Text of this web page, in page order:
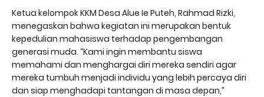
Ketua kelompok KKM Desa Alue Ie Puteh, Rahmad Rizki,
menegaskan bahwa kegiatan ini merupakan bentuk
kepedulian mahasiswa terhadap pengembangan
generasi muda. “Kami ingin membantu siswa
memahami dan menghargai diri mereka sendiri agar
mereka tumbuh menjadi individu yang lebih percaya diri
dan siap menghadapi tantangan di masa depan,”